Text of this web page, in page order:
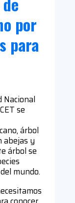
por
para
Nacional
se
árbol
abejas y
árbol se
mundo.